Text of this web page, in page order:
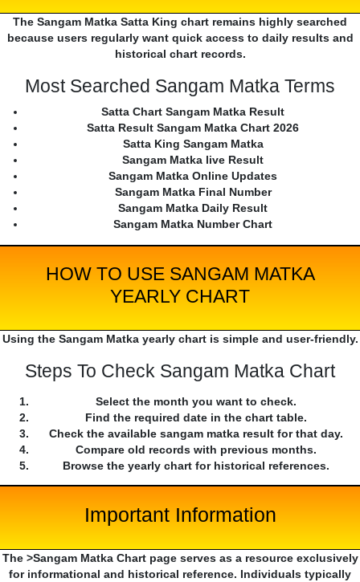
The Sangam Matka Satta King chart remains highly searched
because users regularly want quick access to daily results and
historical chart records.
Most Searched Sangam Matka Terms
Satta Chart Sangam Matka Result
Satta Result Sangam Matka Chart 2026
Satta King Sangam Matka
Sangam Matka live Result
Sangam Matka Online Updates
Sangam Matka Final Number
Sangam Matka Daily Result
Sangam Matka Number Chart
HOW TO USE SANGAM MATKA
YEARLY CHART
Using the Sangam Matka yearly chart is simple and user-friendly.
Steps To Check Sangam Matka Chart
Select the month you want to check.
Find the required date in the chart table.
Check the available sangam matka result for that day.
Compare old records with previous months.
Browse the yearly chart for historical references.
Important Information
The >Sangam Matka Chart page serves as a resource exclusively
for informational and historical reference. Individuals typically